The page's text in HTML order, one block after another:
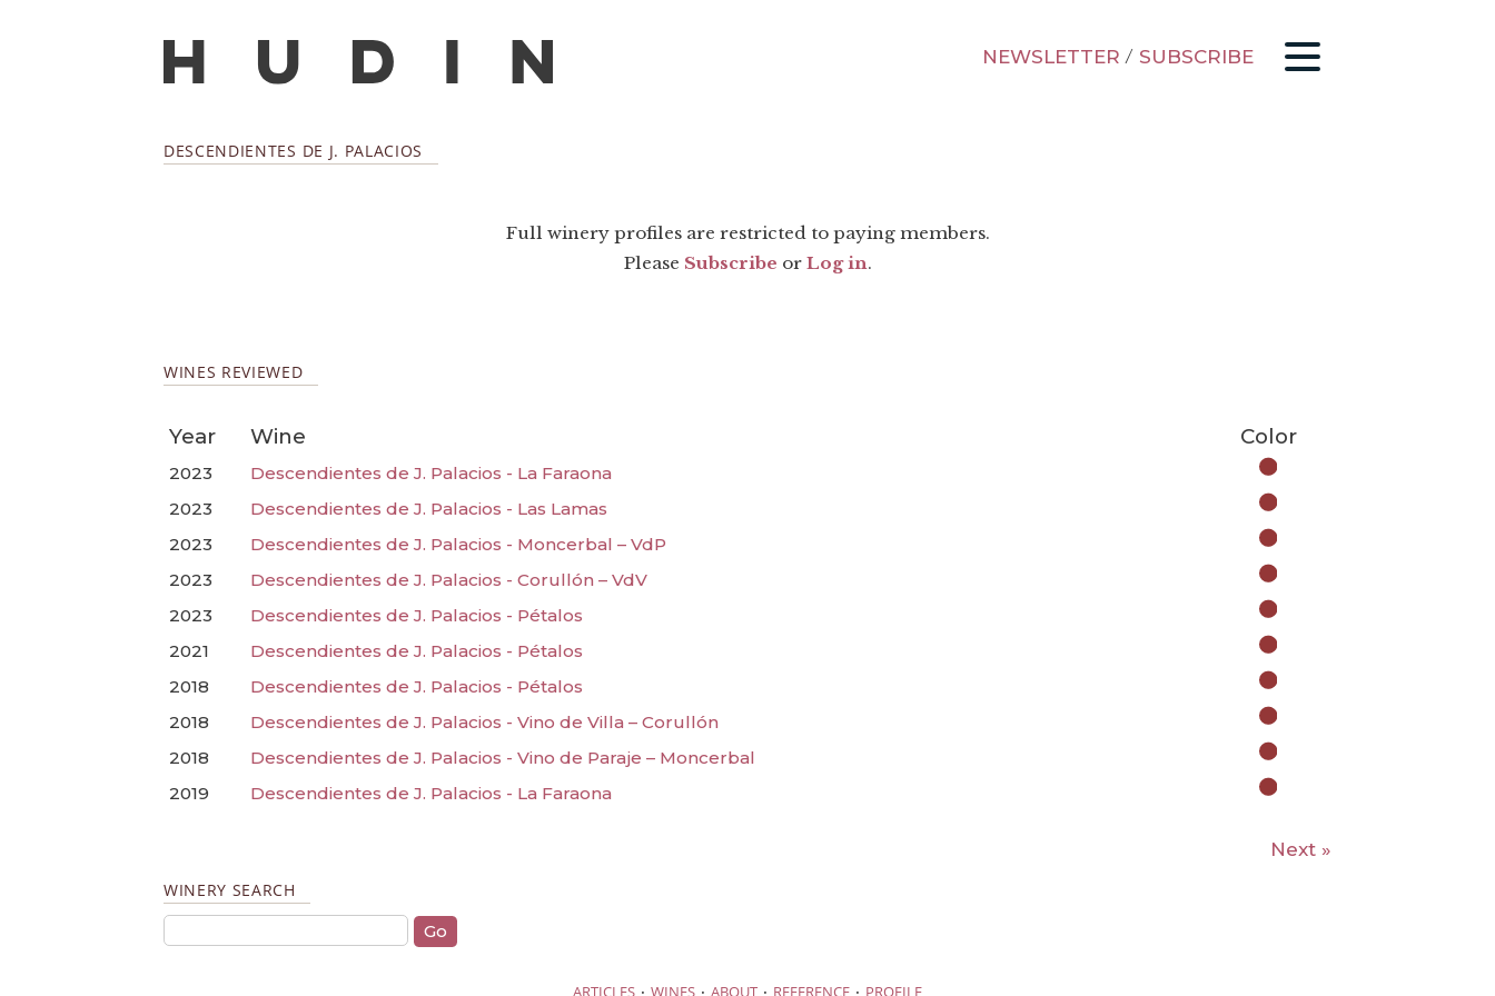
NEWSLETTER / SUBSCRIBE
DESCENDIENTES DE J. PALACIOS
Full winery profiles are restricted to paying members.
Please Subscribe or Log in.
WINES REVIEWED
Year Wine Color
2023
Descendientes de J. Palacios - La Faraona
2023
Descendientes de J. Palacios - Las Lamas
2023
Descendientes de J. Palacios - Moncerbal – VdP
2023
Descendientes de J. Palacios - Corullón – VdV
2023
Descendientes de J. Palacios - Pétalos
2021
Descendientes de J. Palacios - Pétalos
2018
Descendientes de J. Palacios - Pétalos
2018
Descendientes de J. Palacios - Vino de Villa – Corullón
2018
Descendientes de J. Palacios - Vino de Paraje – Moncerbal
2019
Descendientes de J. Palacios - La Faraona
Next »
WINERY SEARCH
ARTICLES · WINES · ABOUT · REFERENCE · PROFILE